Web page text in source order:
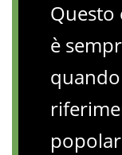
Questo
è